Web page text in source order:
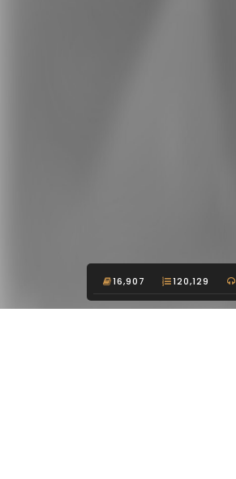
16,907 120,129